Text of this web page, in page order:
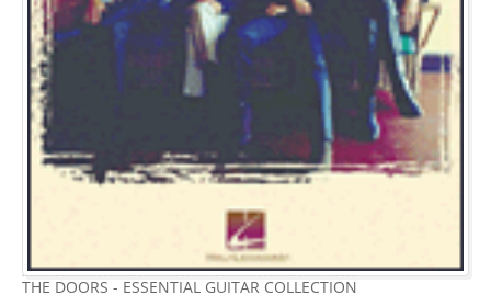
THE DOORS - ESSENTIAL GUITAR COLLECTION